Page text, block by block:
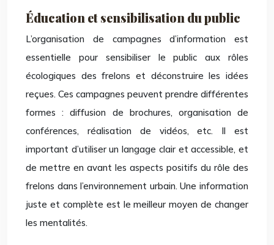
Éducation et sensibilisation du public
L’organisation de campagnes d’information est
essentielle pour sensibiliser le public aux rôles
écologiques des frelons et déconstruire les idées
reçues. Ces campagnes peuvent prendre différentes
formes : diffusion de brochures, organisation de
conférences, réalisation de vidéos, etc. Il est
important d’utiliser un langage clair et accessible, et
de mettre en avant les aspects positifs du rôle des
frelons dans l’environnement urbain. Une information
juste et complète est le meilleur moyen de changer
les mentalités.